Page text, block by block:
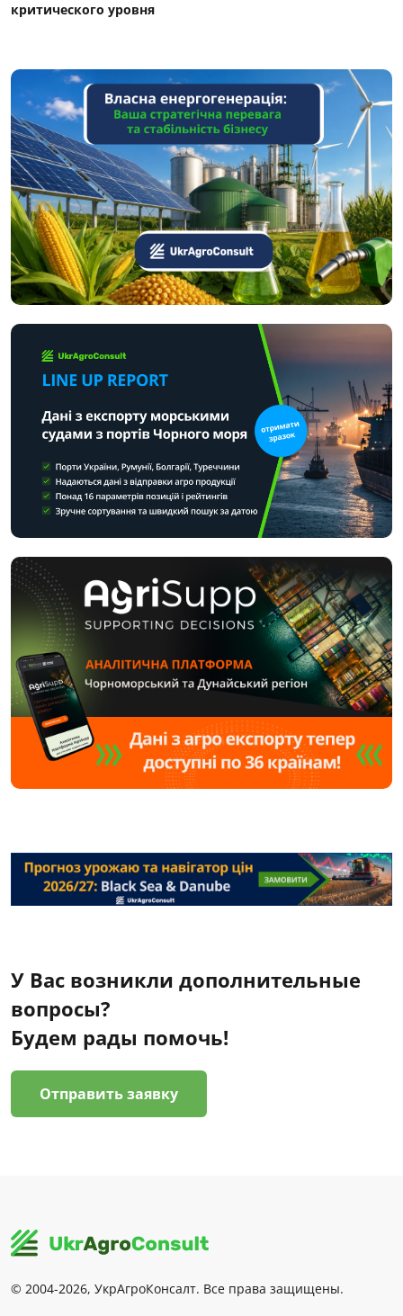
критического уровня
У Вас возникли дополнительные
вопросы?
Будем рады помочь!
Отправить заявку
© 2004-2026, УкрАгроКонсалт. Все права защищены.